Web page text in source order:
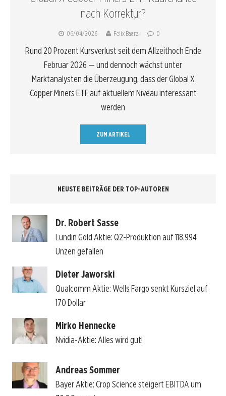
nach Korrektur?
06/04/2026 Felix Baarz 0
Rund 20 Prozent Kursverlust seit dem Allzeithoch Ende
Februar 2026 — und dennoch wächst unter
Marktanalysten die Überzeugung, dass der Global X
Copper Miners ETF auf aktuellem Niveau interessant
werden
ZUM ARTIKEL
NEUSTE BEITRÄGE DER TOP-AUTOREN
Dr. Robert Sasse
Lundin Gold Aktie: Q2-Produktion auf 118.994
Unzen gefallen
Dieter Jaworski
Qualcomm Aktie: Wells Fargo senkt Kursziel auf
170 Dollar
Mirko Hennecke
Nvidia-Aktie: Alles wird gut!
Andreas Sommer
Bayer Aktie: Crop Science steigert EBITDA um